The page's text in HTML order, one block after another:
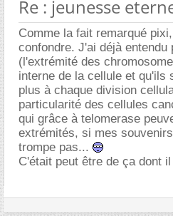
Re : jeunesse
Comme la fait remarqué
confondre. J'ai déjà
(l'extrémité des
interne de la cellule et qu'ils
plus à chaque division
particularité des cellules
qui grâce à telomerase
extrémités, si mes
trompe pas...
C'était peut être de ça dont